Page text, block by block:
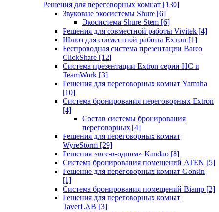
Решения для переговорных комнат [130]
Звуковые экосистемы Shure [6]
Экосистема Shure Stem [6]
Решения для совместной работы Vivitek [4]
Шлюз для совместной работы Extron [1]
Беспроводная система презентации Barco
ClickShare [12]
Система презентации Extron серии HC и
TeamWork [3]
Решения для переговорных комнат Yamaha
[10]
Система бронирования переговорных Extron
[4]
Состав системы бронирования
переговорных [4]
Решения для переговорных комнат
WyreStorm [29]
Решения «все-в-одном» Kandao [8]
Система бронирования помещений ATEN [5]
Решение для переговорных комнат Gonsin
[1]
Система бронирования помещений Biamp [2]
Решения для переговорных комнат
TaverLAB [3]